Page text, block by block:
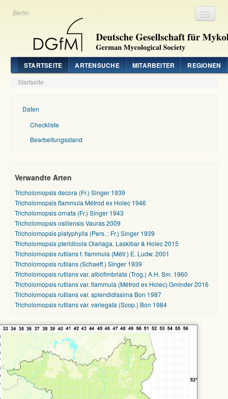
Berlin
STARTSEITE ARTENSUCHE MITARBEITER REGIONEN
Startseite
Daten
Checkliste
Bearbeitungsstand
Verwandte Arten
Tricholomopsis decora (Fr.) Singer 1939
Tricholomopsis flammula Métrod ex Holec 1946
Tricholomopsis ornata (Fr.) Singer 1943
Tricholomopsis osiliensis Vauras 2009
Tricholomopsis platyphylla (Pers. : Fr.) Singer 1939
Tricholomopsis pteridicola Olariaga, Laskibar & Holec 2015
Tricholomopsis rutilans f. flammula (Métr.) E. Ludw. 2001
Tricholomopsis rutilans (Schaeff.) Singer 1939
Tricholomopsis rutilans var. albofimbriata (Trog.) A.H. Sm. 1960
Tricholomopsis rutilans var. flammula (Métrod ex Holec) Gminder 2016
Tricholomopsis rutilans var. splendidissima Bon 1987
Tricholomopsis rutilans var. variegata (Scop.) Bon 1984